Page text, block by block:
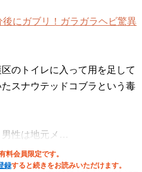
後にガブリ！ガラガラヘビ驚異
のトイレに入って用を足して
スナウテッドコブラという毒
性は地元メ…
料会員限定です。
録すると続きをお読みいただけます。